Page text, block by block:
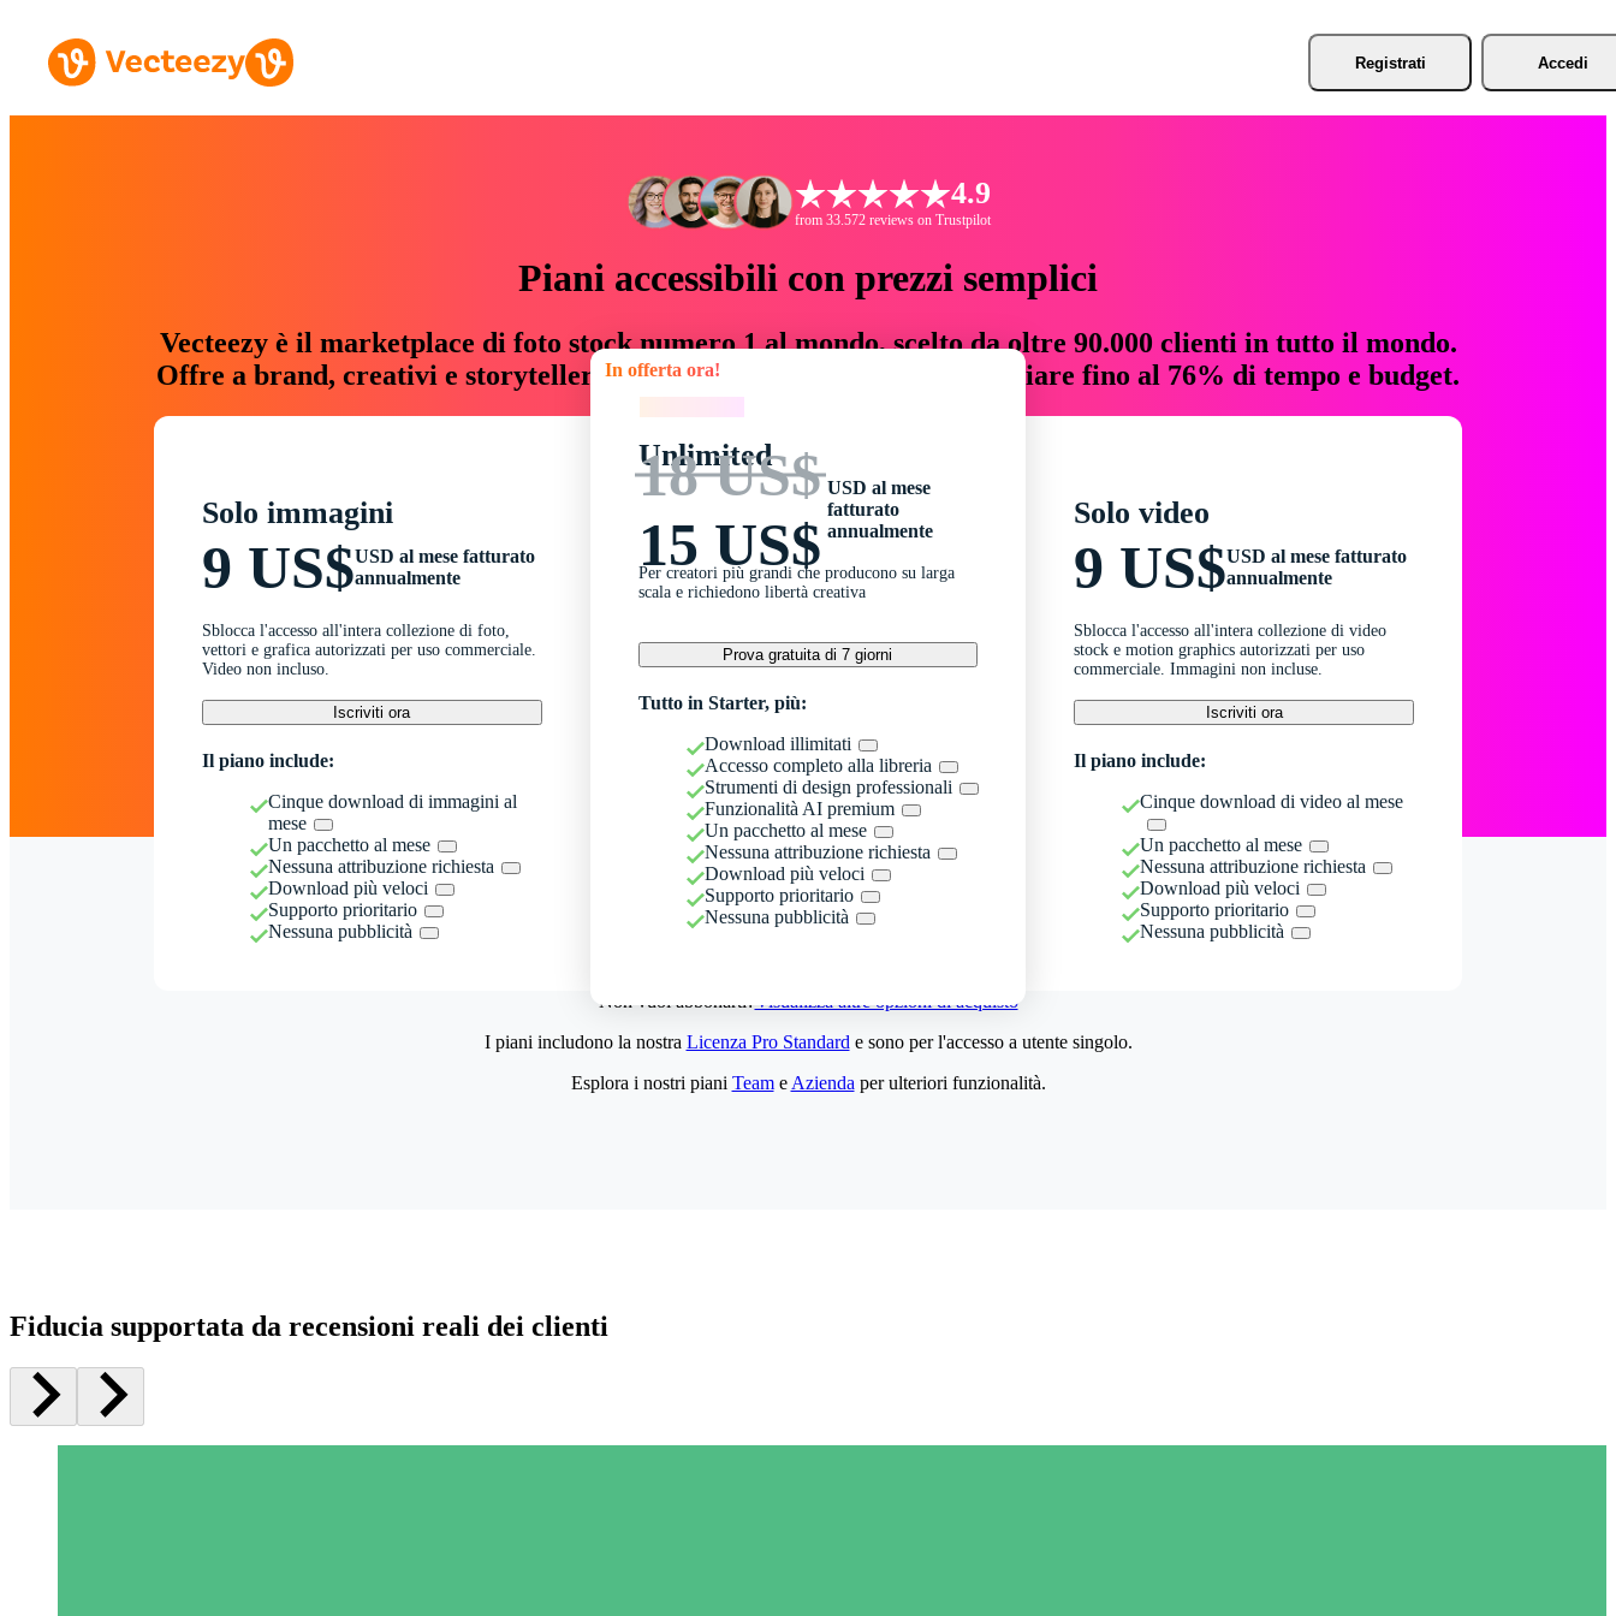
Registrati Accedi
4.9
from 33.572 reviews on Trustpilot
Piani accessibili con prezzi semplici
Vecteezy è il marketplace di foto stock numero 1 al mondo, scelto da oltre 90.000 clienti in tutto il mondo.
Offre a brand, creativi e storyteller risorse creative che fanno risparmiare fino al 76% di tempo e budget.
Solo immagini
9 US$USD al mese fatturato
annualmente
Sblocca l'accesso all'intera collezione di foto,
vettori e grafica autorizzati per uso commerciale.
Video non incluso.
Iscriviti ora
Il piano include:
Cinque download di immagini al
mese
Un pacchetto al mese
Nessuna attribuzione richiesta
Download più veloci
Supporto prioritario
Nessuna pubblicità
In offerta ora!
Unlimited
18 US$
15 US$
USD al mese
fatturato
annualmente
Per creatori più grandi che producono su larga
scala e richiedono libertà creativa
Prova gratuita di 7 giorni
Tutto in Starter, più:
Download illimitati
Accesso completo alla libreria
Strumenti di design professionali
Funzionalità AI premium
Un pacchetto al mese
Nessuna attribuzione richiesta
Download più veloci
Supporto prioritario
Nessuna pubblicità
Solo video
9 US$USD al mese fatturato
annualmente
Sblocca l'accesso all'intera collezione di video
stock e motion graphics autorizzati per uso
commerciale. Immagini non incluse.
Iscriviti ora
Il piano include:
Cinque download di video al mese
Un pacchetto al mese
Nessuna attribuzione richiesta
Download più veloci
Supporto prioritario
Nessuna pubblicità
Non vuoi abbonarti?Visualizza altre opzioni di acquisto
I piani includono la nostra Licenza Pro Standard e sono per l'accesso a utente singolo.
Esplora i nostri piani Teame Azienda per ulteriori funzionalità.
Fiducia supportata da recensioni reali dei clienti